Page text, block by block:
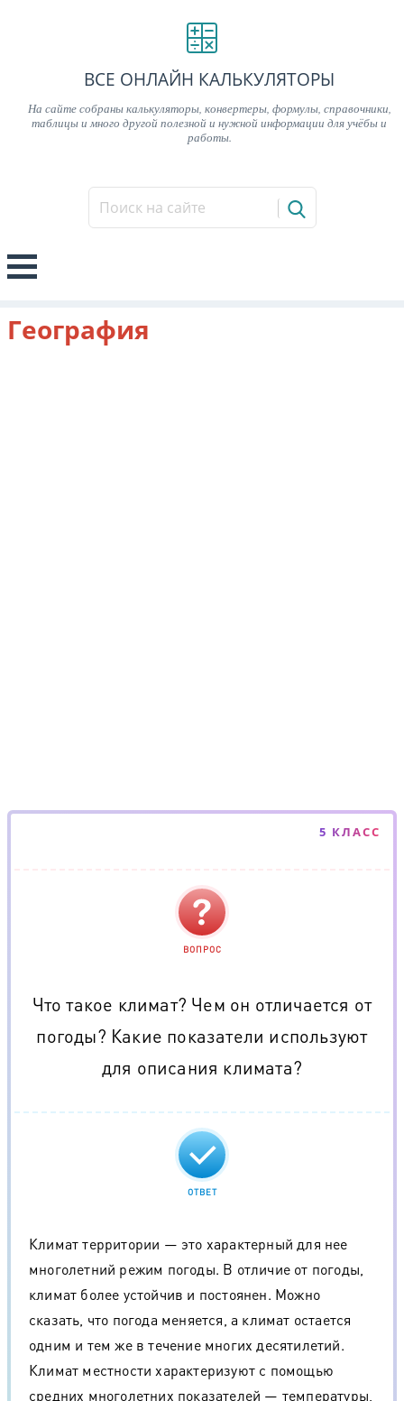
ВСЕ ОНЛАЙН КАЛЬКУЛЯТОРЫ
На сайте собраны калькуляторы, конвертеры, формулы, справочники,
таблицы и много другой полезной и нужной информации для учёбы и
работы.
География
5 КЛАСС
ВОПРОС
Что такое климат? Чем он отличается от
погоды? Какие показатели используют
для описания климата?
ОТВЕТ
Климат территории — это характерный для нее
многолетний режим погоды. В отличие от погоды,
климат более устойчив и постоянен. Можно
сказать, что погода меняется, а климат остается
одним и тем же в течение многих десятилетий.
Климат местности характеризуют с помощью
средних многолетних показателей — температуры,